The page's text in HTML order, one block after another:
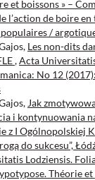
et boissons » –
l’action de boire
/
Les non-dits
,Acta
No 12
Jak
i kontynuowania
z I Ogólnopolskiej
do sukcesu”,
Lodziensis.
Théorie